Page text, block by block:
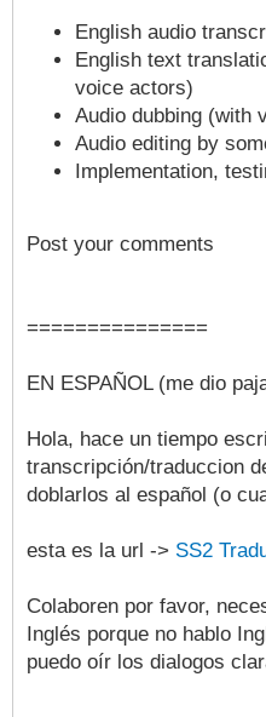
English audio
English text
voice actors)
Audio dubbing (with
Audio editing by
Implementation,
Post your comments
===============
EN ESPAÑOL (me dio
Hola, hace un tiempo
transcripción/traduccion
doblarlos al español (o
esta es la url -> SS2
Colaboren por favor,
Inglés porque no hablo
puedo oír los dialogos